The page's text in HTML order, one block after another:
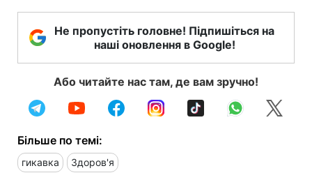
Не пропустіть головне! Підпишіться на
наші оновлення в Google!
Або читайте нас там, де вам зручно!
Більше по темі:
гикавка Здоров'я